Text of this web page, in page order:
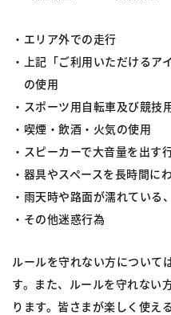
エリア外での走行
上記「ご利用いただけるア
の使用
スポーツ用自転車及び競技
喫煙・飲酒・火気の使用
スピーカーで大音量を出す
器具やスペースを長時間に
雨天時や路面が濡れている
その他迷惑行為
ルールを守れない方について
す。また、ルールを守れない
ります。皆さまが楽しく使え